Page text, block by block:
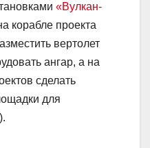
«Вулкан-
корабле проекта
вертолет
ангар, а на
сделать
для